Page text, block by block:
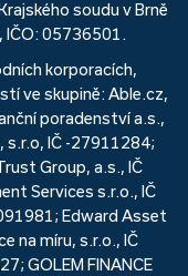
soudu v Brně
IČO: 05736501.
korporacích,
ve skupině: Able.cz,
poradenství a.s.,
s.r.o, IČ -27911284;
Group, a.s., IČ
Services s.r.o., IČ
Edward Asset
na míru, s.r.o., IČ
GOLEM FINANCE